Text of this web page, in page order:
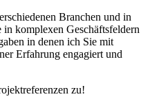
Branchen und in
komplexen Geschäftsfeldern
in denen ich Sie mit
Erfahrung engagiert und
zu!